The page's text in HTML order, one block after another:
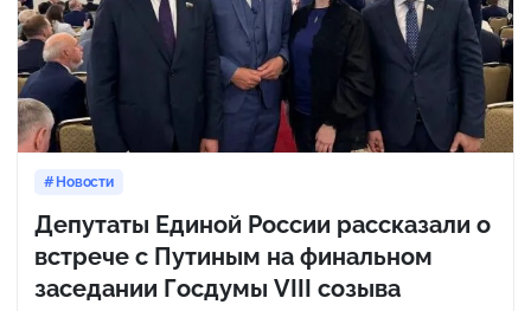
Новости
Депутаты Единой России рассказали о
встрече с Путиным на финальном
заседании Госдумы VIII созыва